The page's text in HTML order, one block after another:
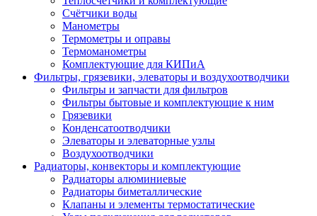
Счётчики воды
Манометры
Термометры и оправы
Термоманометры
Комплектующие для КИПиА
Фильтры, грязевики, элеваторы и воздухоотводчики
Фильтры и запчасти для фильтров
Фильтры бытовые и комплектующие к ним
Грязевики
Конденсатоотводчики
Элеваторы и элеваторные узлы
Воздухоотводчики
Радиаторы, конвекторы и комплектующие
Радиаторы алюминиевые
Радиаторы биметаллические
Клапаны и элементы термостатические